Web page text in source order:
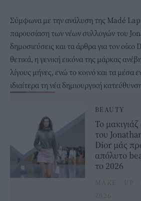
Σύμφωνα με την ανάλυση της Madé
παρουσίαση των νέων συλλογών του
δημοσιεύσεις και τα άρθρα για τον
θετικά, η γενική εικόνα της μάρκας
λίγους μήνες, ενώ το κοινό και τα μέσα
ιδιαίτερα τη νέα δημιουργική
BEAUTY
Το
του
Dior μάς
απόλυτο
το 2026
MAKE - UP
2026